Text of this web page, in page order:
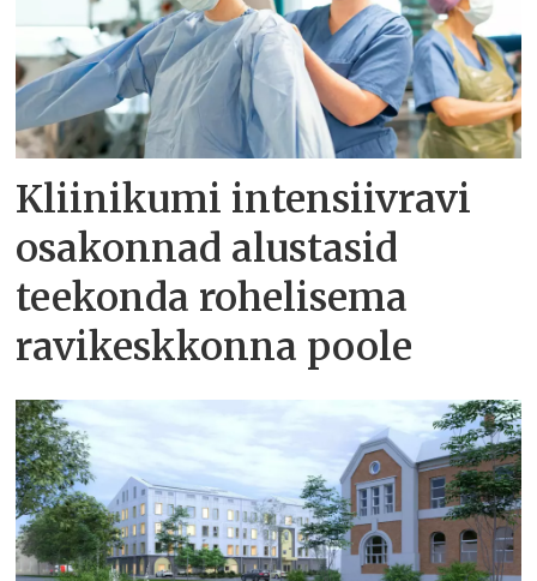
Kliinikumi intensiivravi
osakonnad alustasid
teekonda rohelisema
ravikeskkonna poole